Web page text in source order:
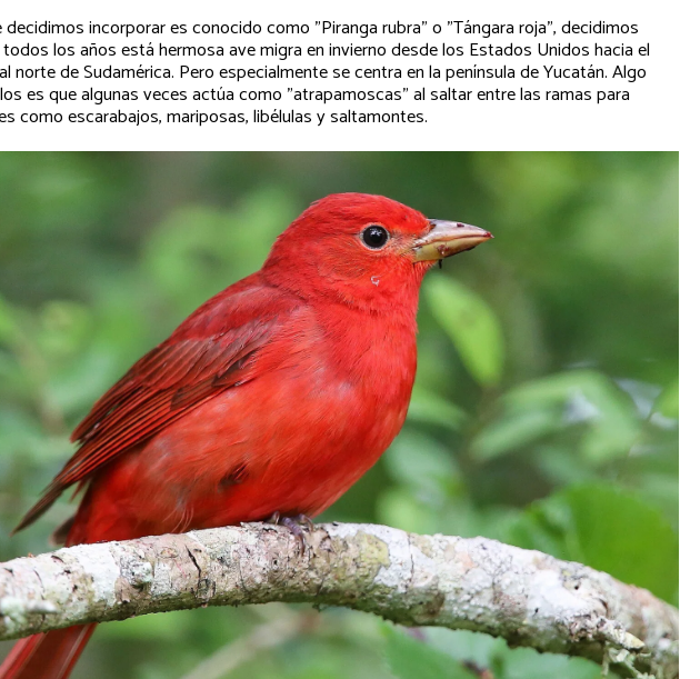
decidimos incorporar es conocido como "Piranga rubra" o "Tángara roja", decidimos
los años está hermosa ave migra en invierno desde los Estados Unidos hacia el
norte de Sudamérica. Pero especialmente se centra en la península de Yucatán. Algo
es que algunas veces actúa como "atrapamoscas" al saltar entre las ramas para
como escarabajos, mariposas, libélulas y saltamontes.